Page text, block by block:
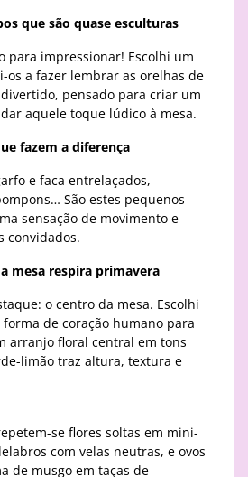
que são quase esculturas
para impressionar! Escolhi um
os a fazer lembrar as orelhas de
pensado para criar um
aquele toque lúdico à mesa.
fazem a diferença
e faca entrelaçados,
São estes pequenos
sensação de movimento e
convidados.
mesa respira primavera
o centro da mesa. Escolhi
de coração humano para
arranjo floral central em tons
limão traz altura, textura e
se flores soltas em mini-
com velas neutras, e ovos
de musgo em taças de